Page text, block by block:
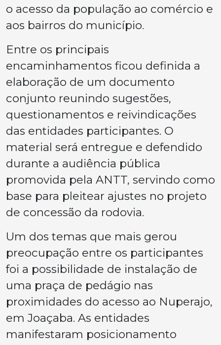
o acesso da população ao comércio e
aos bairros do município.
Entre os principais
encaminhamentos ficou definida a
elaboração de um documento
conjunto reunindo sugestões,
questionamentos e reivindicações
das entidades participantes. O
material será entregue e defendido
durante a audiência pública
promovida pela ANTT, servindo como
base para pleitear ajustes no projeto
de concessão da rodovia.
Um dos temas que mais gerou
preocupação entre os participantes
foi a possibilidade de instalação de
uma praça de pedágio nas
proximidades do acesso ao Nuperajo,
em Joaçaba. As entidades
manifestaram posicionamento